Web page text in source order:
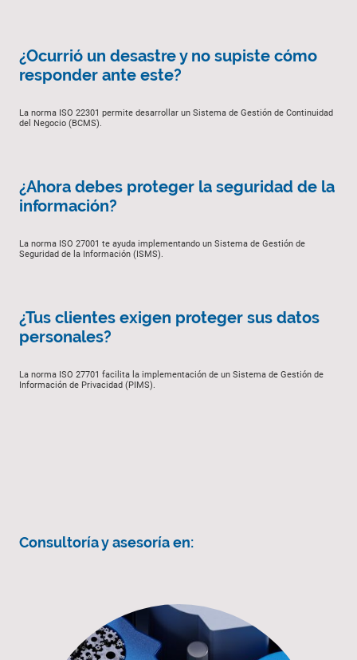
¿Ocurrió un desastre y no supiste cómo
responder ante este?
La norma ISO 22301 permite desarrollar un Sistema de Gestión de Continuidad
del Negocio (BCMS).
¿Ahora debes proteger la seguridad de la
información?
La norma ISO 27001 te ayuda implementando un Sistema de Gestión de
Seguridad de la Información (ISMS).
¿Tus clientes exigen proteger sus datos
personales?
La norma ISO 27701 facilita la implementación de un Sistema de Gestión de
Información de Privacidad (PIMS).
Consultoría y asesoría en: